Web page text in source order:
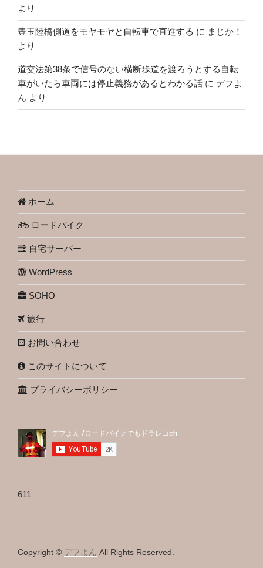
より
豊玉陸橋側道をモヤモヤと自転車で直進する に まじか！
より
道交法第38条で信号のない横断歩道を渡ろうとする自転
車がいたら車両には停止義務があるとわかる話 に デフよ
ん より
ホーム
ロードバイク
自宅サーバー
WordPress
SOHO
旅行
お問い合わせ
このサイトについて
プライバシーポリシー
611
Copyright © デフよん All Rights Reserved.